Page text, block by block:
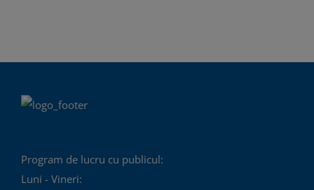
Program de lucru cu publicul:
Luni - Vineri: